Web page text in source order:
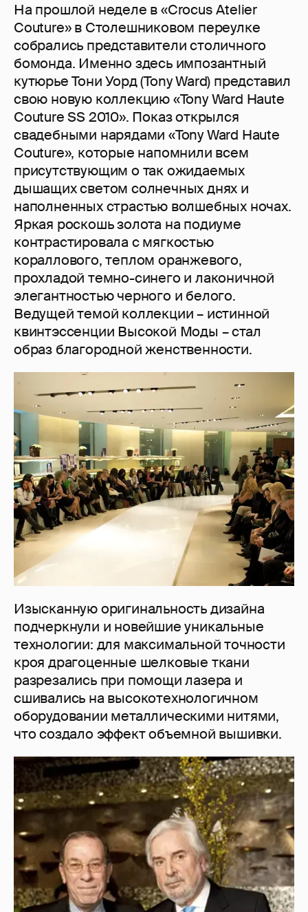
На прошлой неделе в «Crocus Atelier
Couture» в Столешниковом переулке
собрались представители столичного
бомонда. Именно здесь импозантный
кутюрье Тони Уорд (Tony Ward) представил
свою новую коллекцию «Tony Ward Haute
Couture SS 2010». Показ открылся
свадебными нарядами «Tony Ward Haute
Couture», которые напомнили всем
присутствующим о так ожидаемых
дышащих светом солнечных днях и
наполненных страстью волшебных ночах.
Яркая роскошь золота на подиуме
контрастировала с мягкостью
кораллового, теплом оранжевого,
прохладой темно-синего и лаконичной
элегантностью черного и белого.
Ведущей темой коллекции – истинной
квинтэссенции Высокой Моды – стал
образ благородной женственности.
Изысканную оригинальность дизайна
подчеркнули и новейшие уникальные
технологии: для максимальной точности
кроя драгоценные шелковые ткани
разрезались при помощи лазера и
сшивались на высокотехнологичном
оборудовании металлическими нитями,
что создало эффект объемной вышивки.